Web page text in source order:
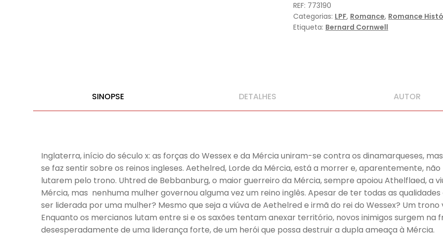
REF: 773190
Categorias: LPF, Romance, Romance
Etiqueta: Bernard Cornwell
SINOPSE DETALHES AUTOR
Inglaterra, início do século x: as forças do Wessex e da Mércia uniram-se contra os dinamarqueses,
se faz sentir sobre os reinos ingleses. Aethelred, Lorde da Mércia, está a morrer e, aparentemente,
lutarem pelo trono. Uhtred de Bebbanburg, o maior guerreiro da Mércia, sempre apoiou Athelflaed, a
Mércia, mas nenhuma mulher governou alguma vez um reino inglês. Apesar de ter todas as
ser liderada por uma mulher? Mesmo que seja a viúva de Aethelred e irmã do rei do Wessex? Um trono
Enquanto os mercianos lutam entre si e os saxões tentam anexar território, novos inimigos surgem na
desesperadamente de uma liderança forte, de um herói que possa destruir a dupla ameaça à Mércia.